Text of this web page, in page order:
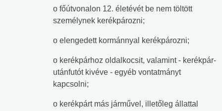
o főútvonalon 12. életévét be nem töltött
személynek kerékpározni;
o elengedett kormánnyal kerékpározni;
o kerékpárhoz oldalkocsit, valamint - kerékpár-
utánfutót kivéve - egyéb vontatmányt
kapcsolni;
o kerékpárt más járművel, illetőleg állattal